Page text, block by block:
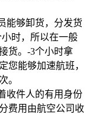
能够卸货，分发货
时，所以在一般
货。-3个小时拿
您能够加速航班，
。
收件人的有用身份
费用由航空公司收